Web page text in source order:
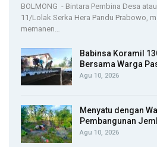
BOLMONG - Bintara Pembina Desa
11/Lolak Serka Hera Pandu Prabowo,
memanen…
Babinsa Koramil
Bersama Warga
Agu 10, 2026
Menyatu dengan
Pembangunan
Agu 10, 2026